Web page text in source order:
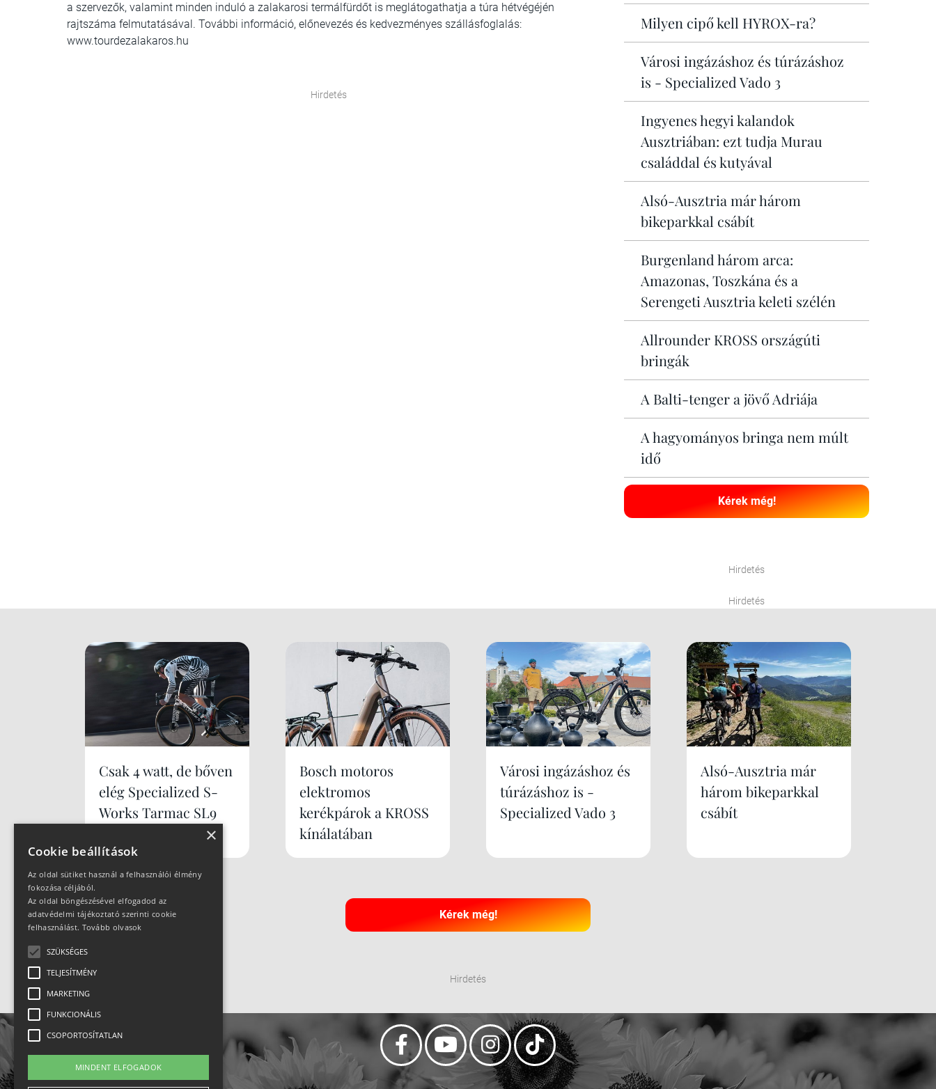
a szervezők, valamint minden induló a zalakarosi termálfürdőt is meglátogathatja a túra hétvégéjén
rajtszáma felmutatásával. További információ, előnevezés és kedvezményes szállásfoglalás:
www.tourdezalakaros.hu
Hirdetés
Milyen cipő kell HYROX-ra?
Városi ingázáshoz és túrázáshoz
is - Specialized Vado 3
Ingyenes hegyi kalandok
Ausztriában: ezt tudja Murau
családdal és kutyával
Alsó-Ausztria már három
bikeparkkal csábít
Burgenland három arca:
Amazonas, Toszkána és a
Serengeti Ausztria keleti szélén
Allrounder KROSS országúti
bringák
A Balti-tenger a jövő Adriája
A hagyományos bringa nem múlt
idő
Kérek még!
Hirdetés
Hirdetés
Csak 4 watt, de bőven
elég Specialized S-
Works Tarmac SL9
Bosch motoros
elektromos
kerékpárok a KROSS
kínálatában
Városi ingázáshoz és
túrázáshoz is -
Specialized Vado 3
Alsó-Ausztria már
három bikeparkkal
csábít
Kérek még!
Hirdetés
×
Cookie beállítások
Az oldal sütiket használ a felhasználói élmény
fokozása céljából.
Az oldal böngészésével elfogadod az
adatvédelmi tájékoztató szerinti cookie
felhasználást. Tovább olvasok
SZÜKSÉGES
TELJESÍTMÉNY
MARKETING
FUNKCIONÁLIS
CSOPORTOSÍTATLAN
MINDENT ELFOGADOK